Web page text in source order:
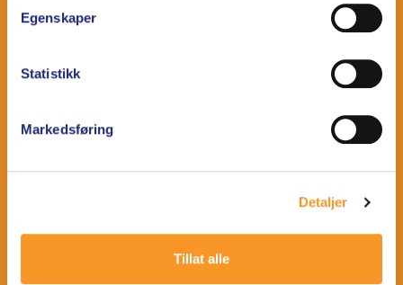
Egenskaper
Statistikk
Markedsføring
Detaljer
Tillat alle
Tips og triks
OM VILLMARK
Miljø